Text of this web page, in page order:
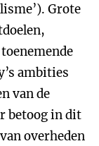
Grote
ambities
van de
betoog in dit
overheden